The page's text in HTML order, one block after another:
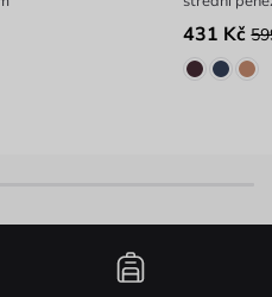
431 Kč